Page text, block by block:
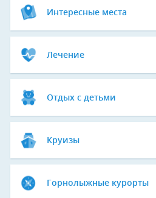
Интересные места
Лечение
Отдых с детьми
Круизы
Горнолыжные курорты